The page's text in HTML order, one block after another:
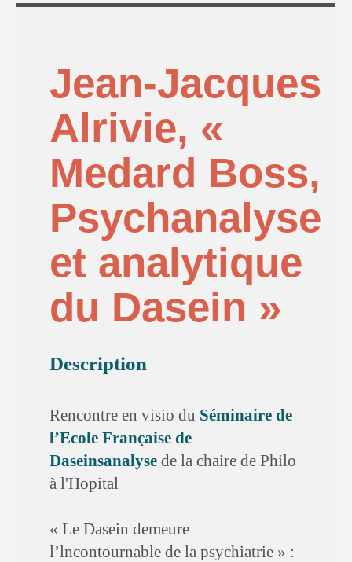
Jean-Jacques
Alrivie, «
Medard Boss,
Psychanalyse
et analytique
du Dasein »
Description
Rencontre en visio du Séminaire de
l’Ecole Française de
Daseinsanalyse de la chaire de Philo
à l'Hopital
« Le Dasein demeure
l’lncontournable de la psychiatrie » :